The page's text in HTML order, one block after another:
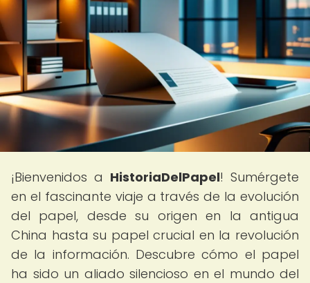
¡Bienvenidos a HistoriaDelPapel! Sumérgete
en el fascinante viaje a través de la evolución
del papel, desde su origen en la antigua
China hasta su papel crucial en la revolución
de la información. Descubre cómo el papel
ha sido un aliado silencioso en el mundo del